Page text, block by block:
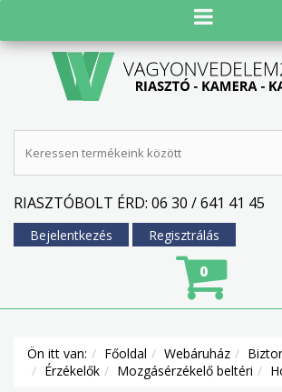
RIASZTÓBOLT ÉRD: 06 30 / 641 41 45
Bejelentkezés Regisztrálás
0
Ön itt van: Főoldal Webáruház
Érzékelők
Mozgásérzékelő beltéri